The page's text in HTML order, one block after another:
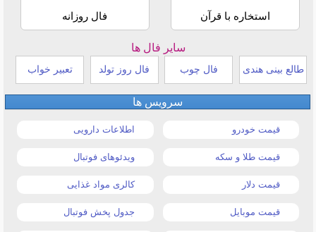
استخاره با قرآن فال روزانه
سایر فال ها
طالع بینی هندی فال چوب فال روز تولد تعبیر خواب
سرویس ها
قیمت خودرو اطلاعات دارویی
قیمت طلا و سکه ویدئوهای فوتبال
قیمت دلار کالری مواد غذایی
قیمت موبایل جدول پخش فوتبال